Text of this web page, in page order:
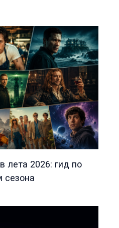
лета 2026: гид по
сезона